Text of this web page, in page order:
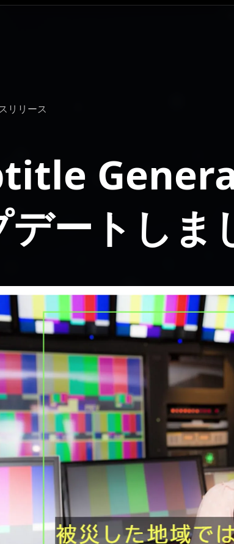
リリース
デートしま